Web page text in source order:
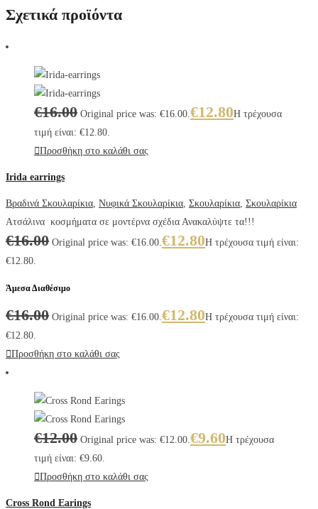
Σχετικά προϊόντα
€16.00 Original price was: €16.00. €12.80Η τρέχουσα
τιμή είναι: €12.80.
Προσθήκη στο καλάθι σας
Irida earrings
Βραδινά Σκουλαρίκια Νυφικά Σκουλαρίκια Σκουλαρίκια Σκουλαρίκια
Ατσάλινα κοσμήματα σε μοντέρνα σχέδια Ανακαλύψτε τα!!!
€16.00 Original price was: €16.00. €12.80Η τρέχουσα τιμή είναι:
€12.80.
Άμεσα Διαθέσιμο
€16.00 Original price was: €16.00. €12.80Η τρέχουσα τιμή είναι:
€12.80.
Προσθήκη στο καλάθι σας
€12.00 Original price was: €12.00. €9.60Η τρέχουσα
τιμή είναι: €9.60.
Προσθήκη στο καλάθι σας
Cross Rond Earings